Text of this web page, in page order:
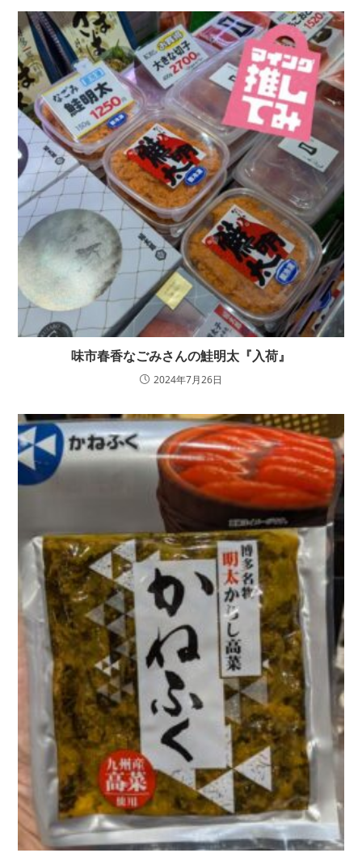
味市春香なごみさんの鮭明太『入荷』
2024年7月26日